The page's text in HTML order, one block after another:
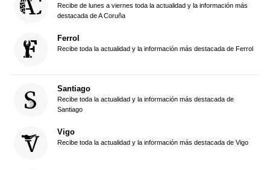
Recibe de lunes a viernes toda la actualidad y la información más
destacada de A Coruña
Ferrol
Recibe toda la actualidad y la información más destacada de Ferrol
Santiago
Recibe toda la actualidad y la información más destacada de
Santiago
Vigo
Recibe toda la actualidad y la información más destacada de Vigo